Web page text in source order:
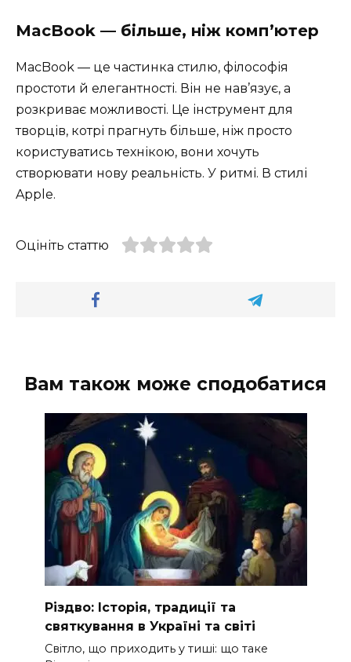
MacBook — більше, ніж комп’ютер
MacBook — це частинка стилю, філософія
простоти й елегантності. Він не нав’язує, а
розкриває можливості. Це інструмент для
творців, котрі прагнуть більше, ніж просто
користуватись технікою, вони хочуть
створювати нову реальність. У ритмі. В стилі
Apple.
Оцініть статтю
Вам також може сподобатися
Різдво: Історія, традиції та
святкування в Україні та світі
Світло, що приходить у тиші: що таке